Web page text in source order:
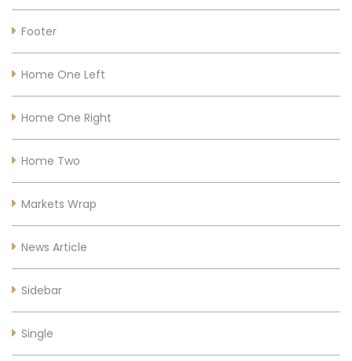
Footer
Home One Left
Home One Right
Home Two
Markets Wrap
News Article
Sidebar
Single